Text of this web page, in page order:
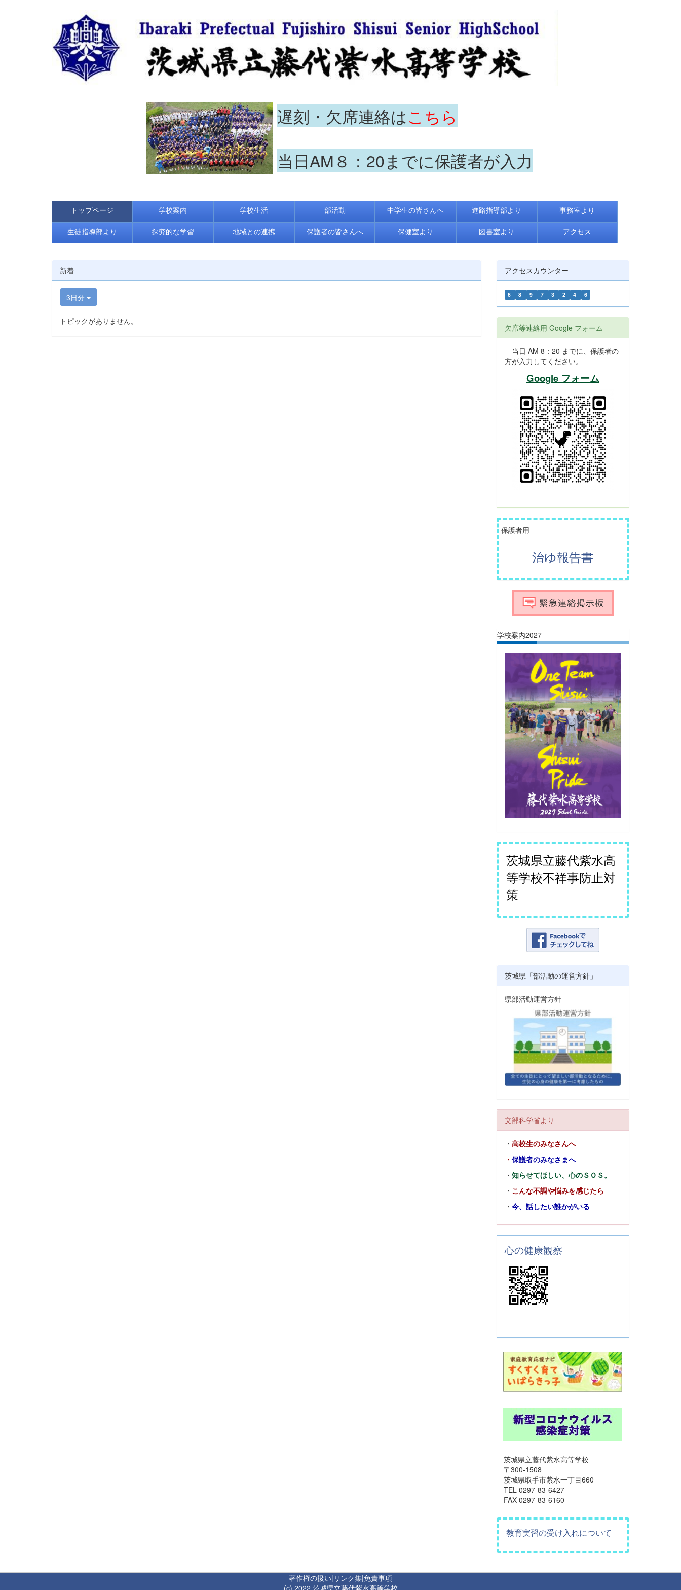
遅刻・欠席連絡はこちら
当日AM８：20までに保護者が入力
トップページ 学校案内 学校生活 部活動 中学生の皆さんへ 進路指導部より 事務室より
生徒指導部より 探究的な学習 地域との連携 保護者の皆さんへ 保健室より 図書室より アクセス
新着
3日分
トピックがありません。
アクセスカウンター
6 8 9 7 3 2 4 6
欠席等連絡用 Google フォーム
当日 AM 8：20 までに、保護者の
方が入力してください。
Google フォーム
保護者用
治ゆ報告書
学校案内2027
茨城県立藤代紫水高
等学校不祥事防止対
策
茨城県「部活動の運営方針」
県部活動運営方針
文部科学省より
・ 高校生のみなさんへ
・ 保護者のみなさまへ
・ 知らせてほしい、心のＳＯＳ。
・ こんな不調や悩みを感じたら
・ 今、話したい誰かがいる
心の健康観察
茨城県立藤代紫水高等学校
〒300-1508
茨城県取手市紫水一丁目660
TEL 0297-83-6427
FAX 0297-83-6160
教育実習の受け入れについて
著作権の扱い| リンク集|免責事項